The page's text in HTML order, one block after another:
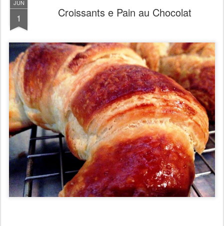
JUN
1 Croissants e Pain au Chocolat